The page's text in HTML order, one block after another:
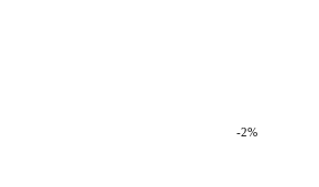
-2%